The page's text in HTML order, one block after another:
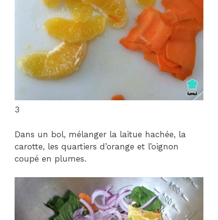
3
Dans un bol, mélanger la laitue hachée, la
carotte, les quartiers d’orange et l’oignon
coupé en plumes.